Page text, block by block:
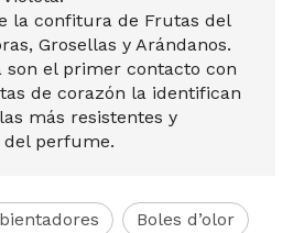
la confitura de Frutas del
Grosellas y Arándanos.
son el primer contacto con
de corazón la identifican
más resistentes y
perfume.
Boles d’olor